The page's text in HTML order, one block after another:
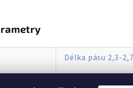
Délka pásu 2,3-